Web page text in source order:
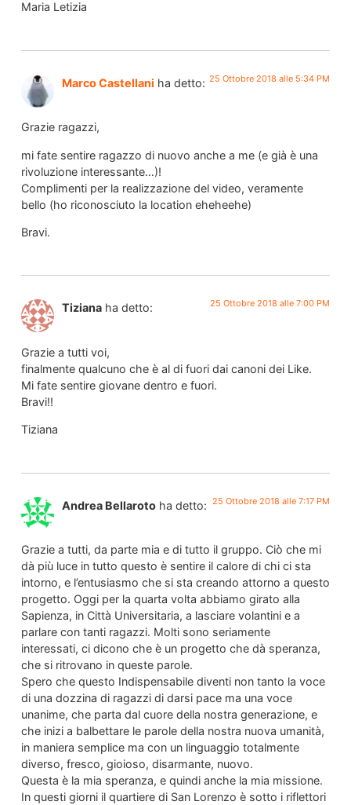
Maria Letizia
Marco Castellani ha detto: 25 Ottobre 2018 alle 5:34 PM
Grazie ragazzi,
mi fate sentire ragazzo di nuovo anche a me (e già è una
rivoluzione interessante…)!
Complimenti per la realizzazione del video, veramente
bello (ho riconosciuto la location eheheehe)
Bravi.
Tiziana ha detto: 25 Ottobre 2018 alle 7:00 PM
Grazie a tutti voi,
finalmente qualcuno che è al di fuori dai canoni dei Like.
Mi fate sentire giovane dentro e fuori.
Bravi!!
Tiziana
Andrea Bellaroto ha detto: 25 Ottobre 2018 alle 7:17 PM
Grazie a tutti, da parte mia e di tutto il gruppo. Ciò che mi
dà più luce in tutto questo è sentire il calore di chi ci sta
intorno, e l’entusiasmo che si sta creando attorno a questo
progetto. Oggi per la quarta volta abbiamo girato alla
Sapienza, in Città Universitaria, a lasciare volantini e a
parlare con tanti ragazzi. Molti sono seriamente
interessati, ci dicono che è un progetto che dà speranza,
che si ritrovano in queste parole.
Spero che questo Indispensabile diventi non tanto la voce
di una dozzina di ragazzi di darsi pace ma una voce
unanime, che parta dal cuore della nostra generazione, e
che inizi a balbettare le parole della nostra nuova umanità,
in maniera semplice ma con un linguaggio totalmente
diverso, fresco, gioioso, disarmante, nuovo.
Questa è la mia speranza, e quindi anche la mia missione.
In questi giorni il quartiere di San Lorenzo è sotto i riflettori